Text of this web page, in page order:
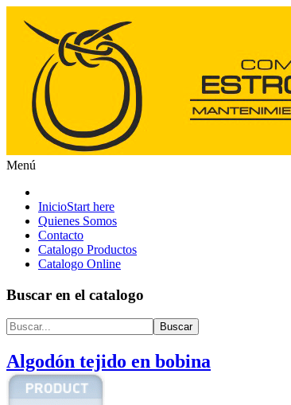
Menú
InicioStart here
Quienes Somos
Contacto
Catalogo Productos
Catalogo Online
Buscar en el catalogo
Algodón tejido en bobina